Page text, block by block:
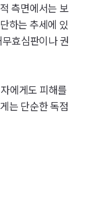
문변호사
론보도
지사항
측면에서는 보
하는 추세에 있
효심판이나 권
에게도 피해를
는 단순한 독점